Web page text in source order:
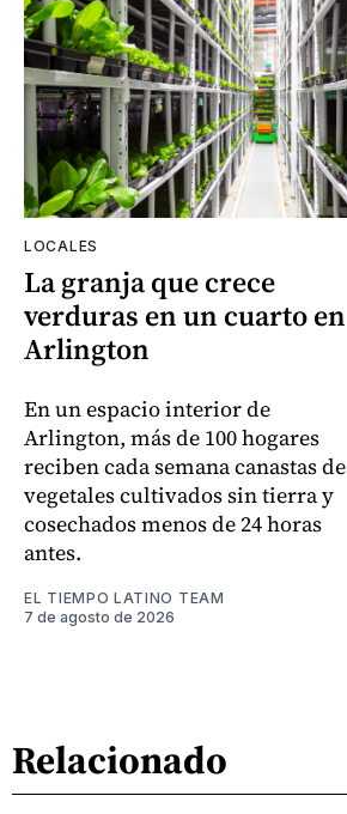
LOCALES
La granja que crece
verduras en un cuarto en
Arlington
En un espacio interior de
Arlington, más de 100 hogares
reciben cada semana canastas de
vegetales cultivados sin tierra y
cosechados menos de 24 horas
antes.
EL TIEMPO LATINO TEAM
7 de agosto de 2026
Relacionado